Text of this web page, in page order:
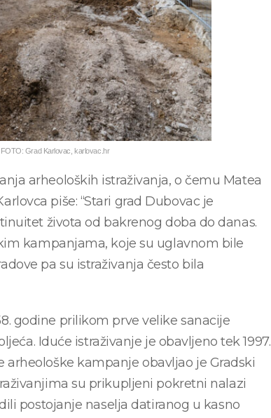
Grad Karlovac, karlovac.hr
arheoloških istraživanja, o čemu Matea
piše: “Stari grad Dubovac je
života od bakrenog doba do danas.
kampanjama, koje su uglavnom bile
pa su istraživanja često bila
godine prilikom prve velike sanacije
Iduće istraživanje je obavljeno tek 1997.
arheološke kampanje obavljao je Gradski
su prikupljeni pokretni nalazi
postojanje naselja datiranog u kasno